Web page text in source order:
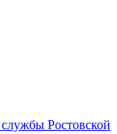
Ростовской